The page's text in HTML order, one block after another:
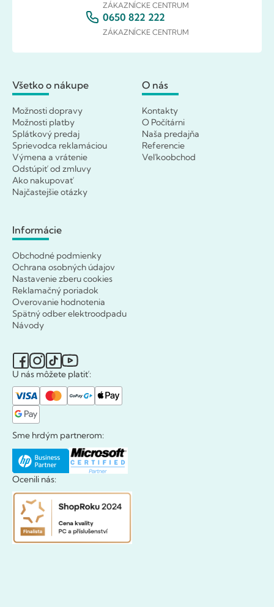
ZÁKAZNÍCKE CENTRUM
0650 822 222
ZÁKAZNÍCKE CENTRUM
Všetko o nákupe
Možnosti dopravy
Možnosti platby
Splátkový predaj
Sprievodca reklamáciou
Výmena a vrátenie
Odstúpiť od zmluvy
Ako nakupovať
Najčastejšie otázky
O nás
Kontakty
O Počítárni
Naša predajňa
Referencie
Veľkoobchod
Informácie
Obchodné podmienky
Ochrana osobných údajov
Nastavenie zberu cookies
Reklamačný poriadok
Overovanie hodnotenia
Spätný odber elektroodpadu
Návody
U nás môžete platiť:
Sme hrdým partnerom:
Ocenili nás: